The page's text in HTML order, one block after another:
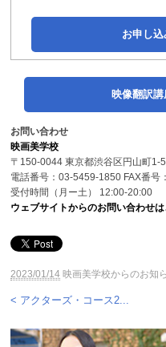
お申し
映像翻訳
お問い合わせ
映画美学校
〒150-0044 東京都渋谷区円山町1-
電話番号：03-5459-1850 FAX番号
受付時間（月ー土） 12:00-20:00
ウェブサイトからのお問い合わせ
2023/01/14 映画美学校からのお知
< アクターズ・コース2...